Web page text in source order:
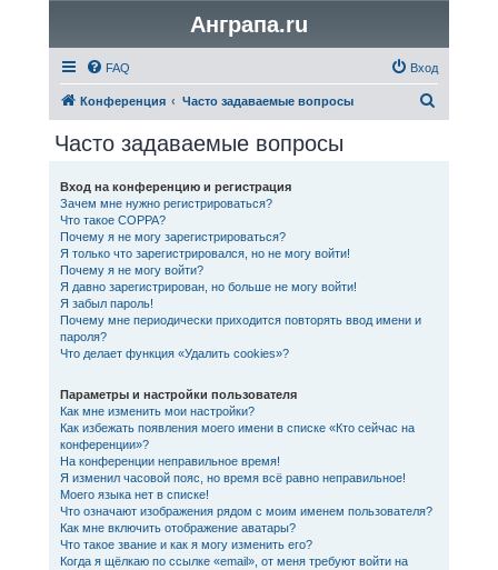
Анграпа.ru
FAQ Вход
Конференция Часто задаваемые вопросы
Часто задаваемые вопросы
Вход на конференцию и регистрация
Зачем мне нужно регистрироваться?
Что такое COPPA?
Почему я не могу зарегистрироваться?
Я только что зарегистрировался, но не могу войти!
Почему я не могу войти?
Я давно зарегистрирован, но больше не могу войти!
Я забыл пароль!
Почему мне периодически приходится повторять ввод имени и
пароля?
Что делает функция «Удалить cookies»?
Параметры и настройки пользователя
Как мне изменить мои настройки?
Как избежать появления моего имени в списке «Кто сейчас на
конференции»?
На конференции неправильное время!
Я изменил часовой пояс, но время всё равно неправильное!
Моего языка нет в списке!
Что означают изображения рядом с моим именем пользователя?
Как мне включить отображение аватары?
Что такое звание и как я могу изменить его?
Когда я щёлкаю по ссылке «email», от меня требуют войти на